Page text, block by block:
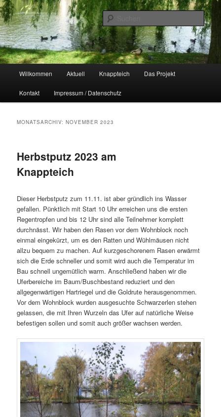
Zum
primären
Inhalt
springen
Zum
sekundären
Inhalt
springenUnser Knappteich
Naherholungsgebiet im Chemnitzer Yorckgebiet
Willkommen Aktuell Knappteich Das Projekt
Kontakt Impressum / Datenschutz
MONATSARCHIV:NOVEMBER 2023
Herbstputz 2023 am
Knappteich
Dieser Herbstputz zum 11.11. ist aber gründlich ins Wasser
gefallen. Pünktlich mit Start 10 Uhr erreichen uns die ersten
Regentropfen und bis 12 Uhr sind alle Teilnehmer komplett
durchnässt. Wir haben den Rasen vor dem Wohnblock noch
einmal eingekürzt, um es den Ratten und Wühlmäusen nicht
allzu bequem zu machen. Auf kurzgeschorenem Rasen erwärmt
sich die Erde schneller und somit wird auch die Temperatur im
Bau schnell ungemütlich warm. Anschließend haben wir die
Uferbereiche im Baum/Buschbestand reduziert und den
allgegenwärtigen Hartriegel und die Goldrute herausgenommen.
Vor dem Wohnblock wurden ausgesuchte Schwarzerlen stehen
gelassen, die mit Ihren Wurzeln das Ufer auf natürliche Weise
befestigen sollen und somit auch größer wachsen werden.